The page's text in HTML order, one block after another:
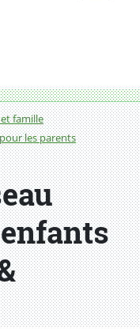
famille
les parents